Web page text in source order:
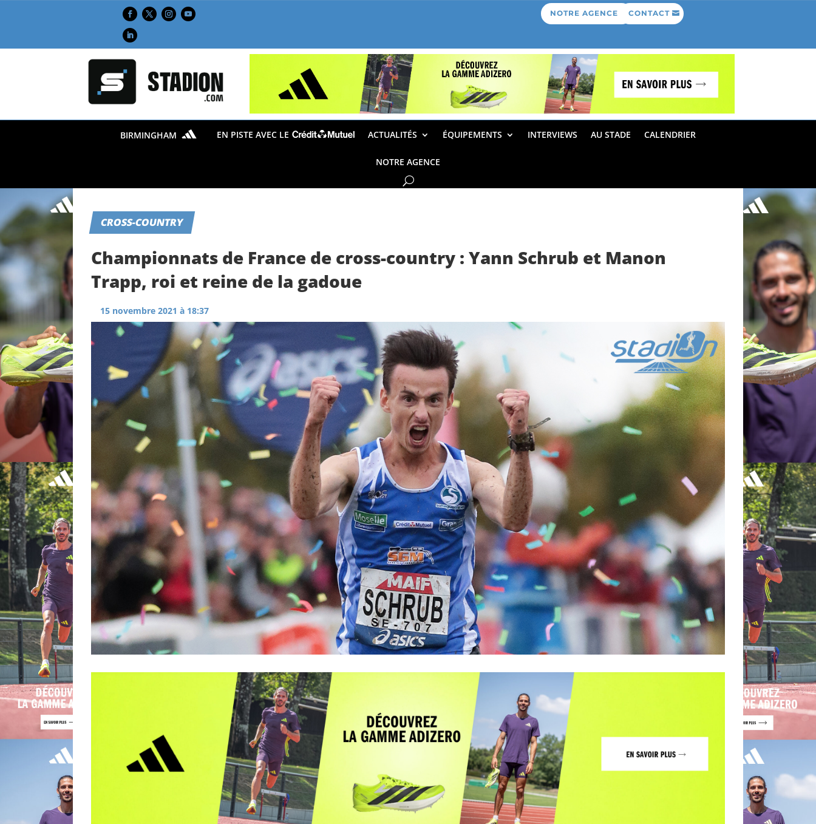
NOTRE AGENCE CONTACT
BIRMINGHAM EN PISTE AVEC LE ACTUALITÉS ÉQUIPEMENTS INTERVIEWS AU STADE CALENDRIER
NOTRE AGENCE
CROSS-COUNTRY
Championnats de France de cross-country : Yann Schrub et Manon
Trapp, roi et reine de la gadoue
15 novembre 2021 à 18:37